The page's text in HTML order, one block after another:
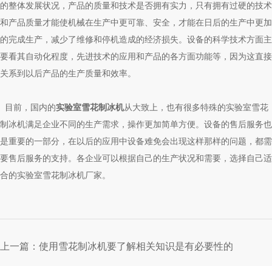
的整体发展状况，产品的质量和技术是否拥有实力，只有拥有过硬的技术
和产品质量才能使机械在生产中更可靠、安全，才能在日后的生产中更加
的完成生产，减少了维修和停机造成的经济损失。设备的科学技术方面主
要看其自动化程度，先进技术的应用和产品的各方面功能等，因为这直接
关系到以后产品的生产质量和效率。
目前，国内的实验室雪花制冰机从大致上，也有很多特殊的实验室雪花
制冰机满足企业不同的生产需求，操作更加简单方便。设备的售后服务也
是重要的一部分，在以后的应用中设备难免会出现这样那样的问题，都需
要售后服务的支持。各企业可以根据自己的生产状况和需要，选择自己适
合的实验室雪花制冰机厂家。
上一篇： 使用雪花制冰机要了解相关知识是有必要性的